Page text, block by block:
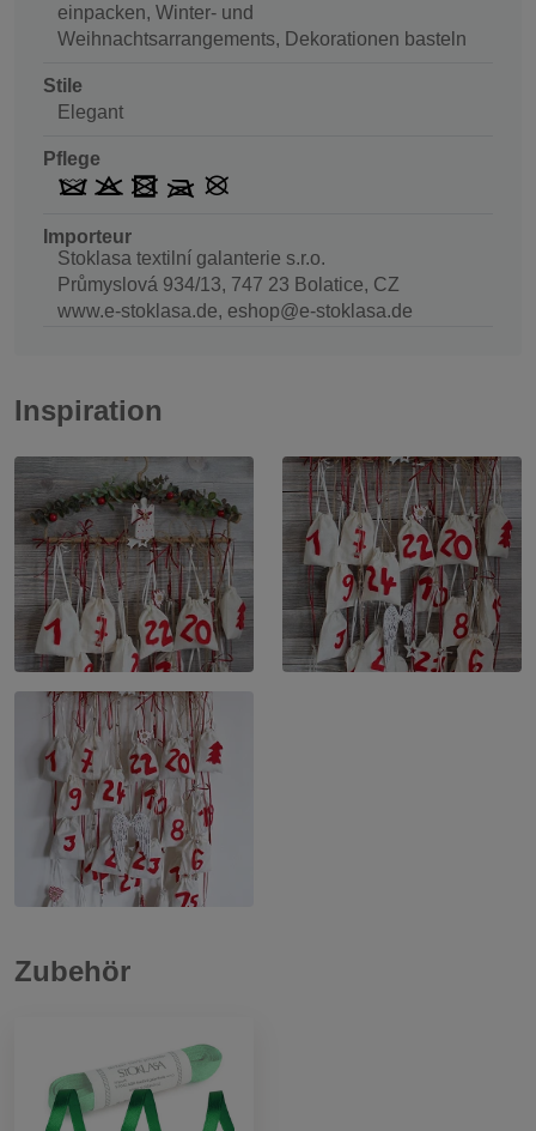
einpacken, Winter- und
Weihnachtsarrangements, Dekorationen basteln
Stile
Elegant
Pflege
Importeur
Stoklasa textilní galanterie s.r.o.
Průmyslová 934/13, 747 23 Bolatice, CZ
www.e-stoklasa.de, eshop@e-stoklasa.de
Inspiration
Zubehör